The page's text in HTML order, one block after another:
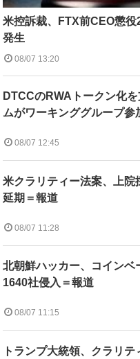
米控訴裁、FTX前CEO懲
発生
08/07 13:20
DTCCのRWAトークン化
ムがワーキンググループ参
08/07 12:45
米クラリティー法案、上院
延期＝報道
08/07 11:28
北朝鮮ハッカー、コイン
1640社侵入＝報道
08/07 11:15
トランプ大統領、クラリテ